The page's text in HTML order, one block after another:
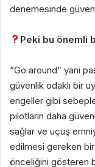
denemesinde
Peki bu önemli
“Go around” yani
güvenlik odaklı bir
engeller gibi
pilotların daha
sağlar ve uçuş
edilmesi gereken bir
önceliğini gösteren